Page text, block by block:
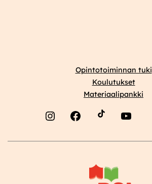
Opintotoiminnan tuki
Koulutukset
Materiaalipankki